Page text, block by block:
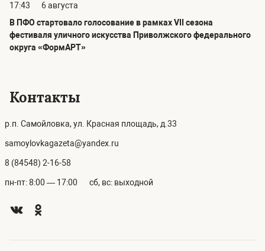
17:43
6 августа
В ПФО стартовало голосование в рамках VII сезона
фестиваля уличного искусства Приволжского федерального
округа «ФормАРТ»
Контакты
р.п. Самойловка, ул. Красная площадь, д.33
samoylovkagazeta@yandex.ru
8 (84548) 2-16-58
пн-пт: 8:00 — 17:00 сб, вс: выходной